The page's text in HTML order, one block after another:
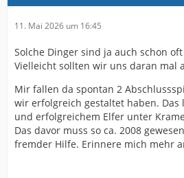
11. Mai 2026 um 16:45
Solche Dinger sind ja auch schon
Vielleicht sollten wir uns daran mal
Mir fallen da spontan 2
wir erfolgreich gestaltet haben. Das
und erfolgreichem Elfer unter
Das davor muss so ca. 2008
fremder Hilfe. Erinnere mich mehr